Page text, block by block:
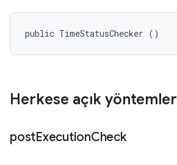
public TimeStatusChecker ()
Herkese açık yöntemler
postExecutionCheck